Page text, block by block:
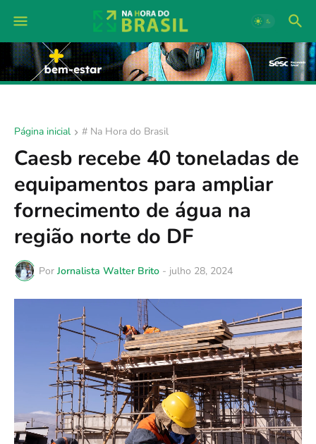
Página inicial # Na Hora do Brasil
Caesb recebe 40 toneladas de
equipamentos para ampliar
fornecimento de água na
região norte do DF
Por Jornalista Walter Brito - julho 28, 2024